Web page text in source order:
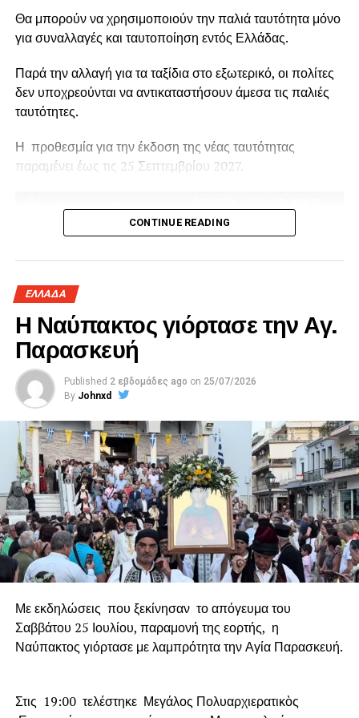
Θα μπορούν να χρησιμοποιούν την παλιά ταυτότητα μόνο
για συναλλαγές και ταυτοποίηση εντός Ελλάδας.
Παρά την αλλαγή για τα ταξίδια στο εξωτερικό, οι πολίτες
δεν υποχρεούνται να αντικαταστήσουν άμεσα τις παλιές
ταυτότητες.
Η προθεσμία για την έκδοση της νέας ταυτότητας
παραμένει έως τις 25 Σεπτεμβρίου 2027.
CONTINUE READING
ΕΛΛΑΔΑ
Η Ναύπακτος γιόρτασε την Αγ.
Παρασκευή
Published 2 εβδομάδες ago on 25/07/2026
By Johnxd
Με εκδηλώσεις που ξεκίνησαν το απόγευμα του
Σαββάτου 25 Ιουλίου, παραμονή της εορτής, η
Ναύπακτος γιόρτασε με λαμπρότητα την Αγία Παρασκευή.
Στις 19:00 τελέστηκε Μεγάλος Πολυαρχιερατικὸς